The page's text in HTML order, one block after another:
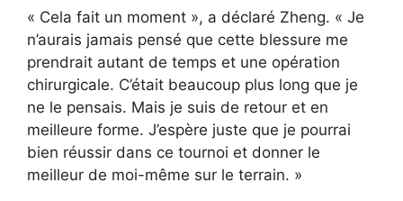
« Cela fait un moment », a déclaré Zheng. « Je
n’aurais jamais pensé que cette blessure me
prendrait autant de temps et une opération
chirurgicale. C’était beaucoup plus long que je
ne le pensais. Mais je suis de retour et en
meilleure forme. J’espère juste que je pourrai
bien réussir dans ce tournoi et donner le
meilleur de moi-même sur le terrain. »